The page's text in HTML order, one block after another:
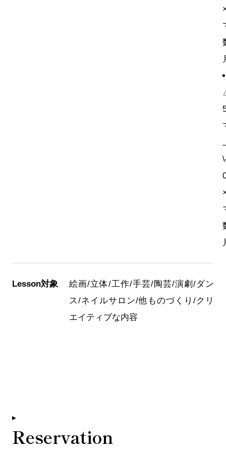
Lesson対象
絵画/立体/工作/手芸/陶芸/演劇/ダン
ス/ネイルサロン/他ものづくり/クリ
エイティブな内容
Reservation